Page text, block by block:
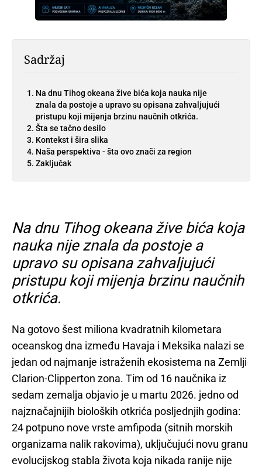
Sadržaj
Na dnu Tihog okeana žive bića koja nauka nije
znala da postoje a upravo su opisana zahvaljujući
pristupu koji mijenja brzinu naučnih otkrića.
Šta se tačno desilo
Kontekst i šira slika
Naša perspektiva - šta ovo znači za region
Zaključak
Na dnu Tihog okeana žive bića koja
nauka nije znala da postoje a
upravo su opisana zahvaljujući
pristupu koji mijenja brzinu naučnih
otkrića.
Na gotovo šest miliona kvadratnih kilometara
oceanskog dna između Havaja i Meksika nalazi se
jedan od najmanje istraženih ekosistema na Zemlji
Clarion-Clipperton zona. Tim od 16 naučnika iz
sedam zemalja objavio je u martu 2026. jedno od
najznačajnijih bioloških otkrića posljednjih godina:
24 potpuno nove vrste amfipoda (sitnih morskih
organizama nalik rakovima), uključujući novu granu
evolucijskog stabla života koja nikada ranije nije